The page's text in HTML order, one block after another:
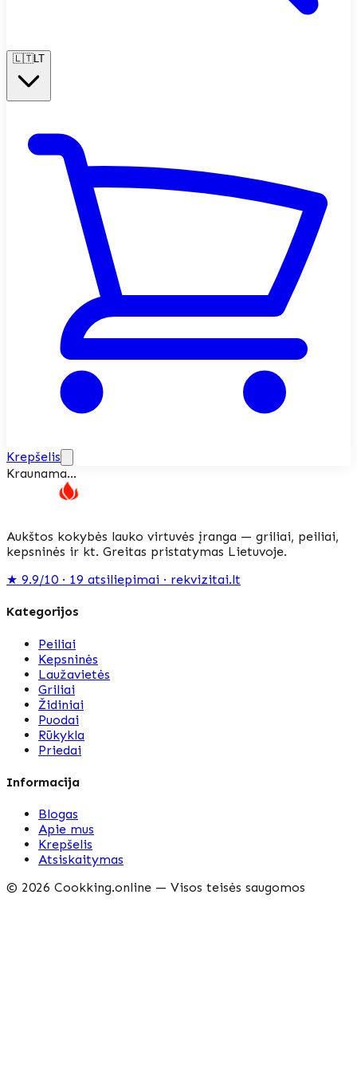
🇱🇹LT
Krepšelis
Kraunama…
Aukštos kokybės lauko virtuvės įranga — griliai, peiliai,
kepsninės ir kt. Greitas pristatymas Lietuvoje.
★ 9.9/10 · 19 atsiliepimai · rekvizitai.lt
Kategorijos
Peiliai
Kepsninės
Laužavietės
Griliai
Židiniai
Puodai
Rūkykla
Priedai
Informacija
Blogas
Apie mus
Krepšelis
Atsiskaitymas
© 2026 Cookking.online — Visos teisės saugomos